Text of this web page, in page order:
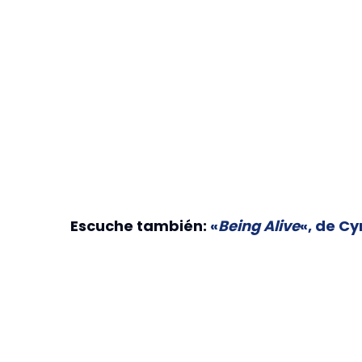
Escuche también: «Being Alive«, de